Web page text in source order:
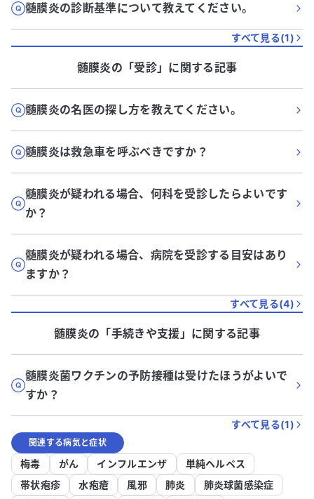
髄膜炎の診断基準について教えてください。
すべて見る(1)
髄膜炎の「受診」に関する記事
髄膜炎の名医の探し方を教えてください。
髄膜炎は救急車を呼ぶべきですか？
髄膜炎が疑われる場合、何科を受診したらよいです
か？
髄膜炎が疑われる場合、病院を受診する目安はあり
ますか？
すべて見る(4)
髄膜炎の「手続きや支援 」に関する記事
髄膜炎菌ワクチンの予防接種は受けたほうがよいで
すか？
すべて見る(1)
関連する病気と症状
梅毒 がん インフルエンザ
単純ヘルペス
帯状疱疹
水疱瘡 風邪 肺炎
肺炎球菌感染症